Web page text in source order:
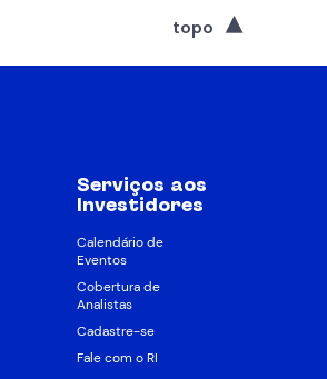
topo
Serviços aos
Investidores
Calendário de
Eventos
Cobertura de
Analistas
Cadastre-se
Fale com o RI